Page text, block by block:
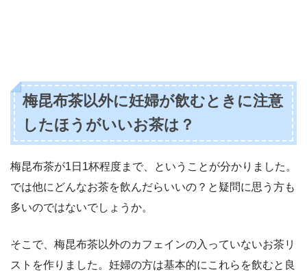
梅昆布茶以外に妊婦が飲むときに注意
したほうがいいお茶は？
梅昆布茶が1日1杯程度まで、ということが分かりました。
では他にどんなお茶を飲んだらいいの？と疑問に思う方も
多いのではないでしょうか。
そこで、梅昆布茶以外のカフェインの入っていないお茶リ
ストを作りました。妊婦の方は基本的にこれらを飲むと良